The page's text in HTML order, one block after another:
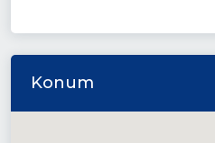
Konum